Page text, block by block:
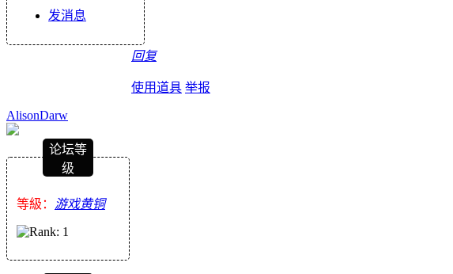
发消息
回复
使用道具 举报
AlisonDarw
论坛等
级
等級： 游戏黄铜